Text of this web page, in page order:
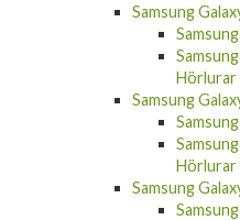
Samsung
Hörlurar
Samsung
Hörlurar
Samsung